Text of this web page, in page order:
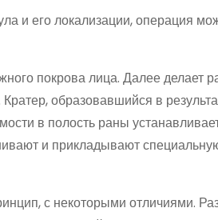
и его локализации, операция
покрова лица. Далее делает
образовавшийся в
в полость раны
и прикладывают
с некоторыми отличиями.